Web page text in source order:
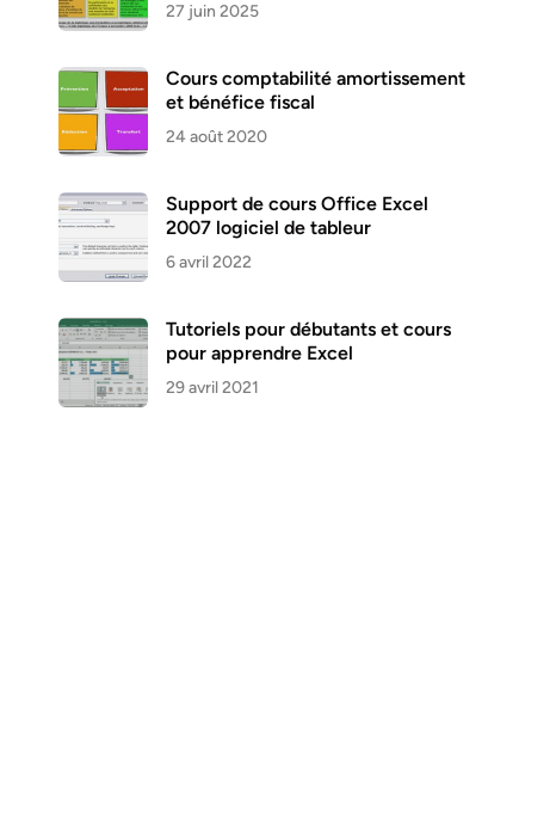
27 juin 2025
Cours comptabilité amortissement
et bénéfice fiscal
24 août 2020
Support de cours Office Excel
2007 logiciel de tableur
6 avril 2022
Tutoriels pour débutants et cours
pour apprendre Excel
29 avril 2021